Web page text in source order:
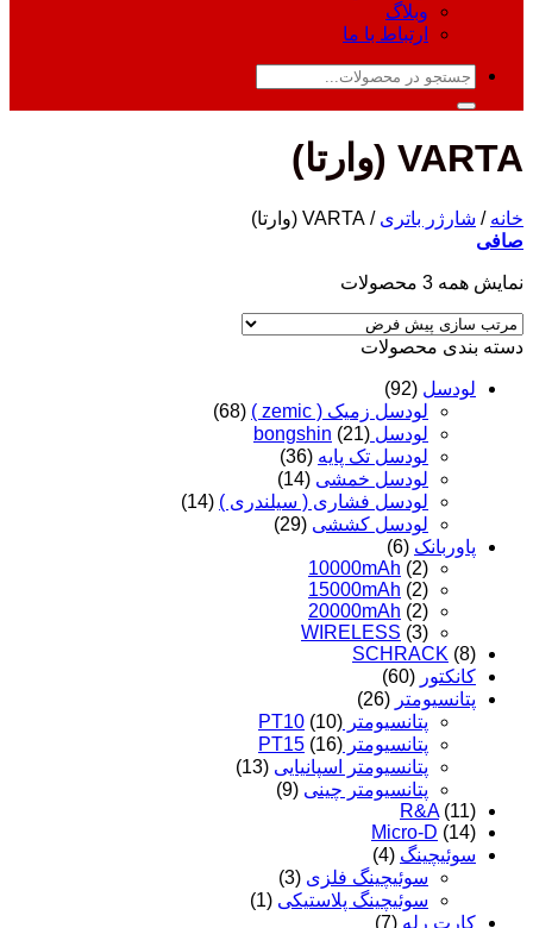
وبلاگ
ارتباط با ما
جستجو
VARTA (وارتا)
خانه / شارژر باتری /
صافی
نمایش همه 3 محصولات
دسته‌ بندی محصولات
لودسل (92)
لودسل زمیک ( zemic )
(68)
لودسل bongshin (21)
لودسل تک پایه (36)
لودسل خمشی (14)
لودسل فشاری ( سیلندری ) (14)
لودسل کششی (29)
پاوربانک (6)
10000mAh (2)
15000mAh (2)
20000mAh (2)
WIRELESS (3)
SCHRACK (8)
کانکتور (60)
پتانسیومتر (26)
پتانسیومتر PT10 (10)
پتانسیومتر PT15 (16)
پتانسیومتر اسپانیایی (13)
پتانسیومتر چینی (9)
R&A (11)
Micro-D (14)
سوئیچینگ (4)
سوئیچینگ فلزی (3)
سوئیچینگ پلاستیکی (1)
کارت رله (7)